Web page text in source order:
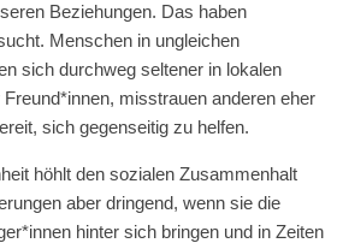
Beziehungen. Das haben
Menschen in ungleichen
sich durchweg seltener in lokalen
misstrauen anderen eher
sich gegenseitig zu helfen.
höhlt den sozialen Zusammenhalt
aber dringend, wenn sie die
hinter sich bringen und in Zeiten